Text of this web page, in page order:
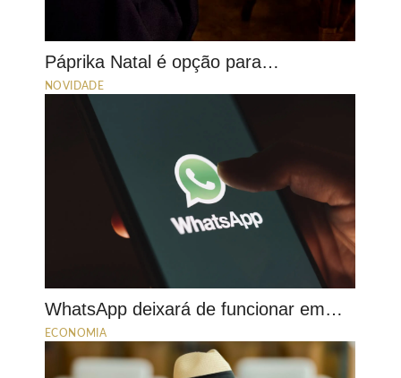
Páprika Natal é opção para…
NOVIDADE
WhatsApp deixará de funcionar em…
ECONOMIA